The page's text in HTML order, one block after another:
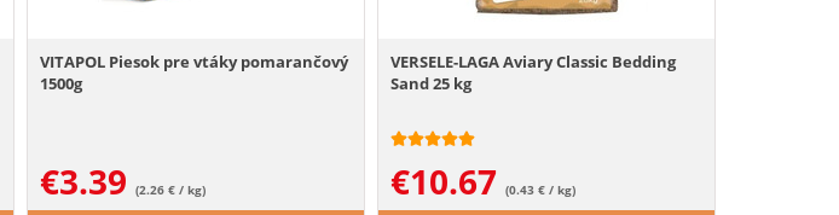
VITAPOL Piesok pre vtáky pomarančový
1500g
€3.39 (2.26 € / kg)
VERSELE-LAGA Aviary Classic Bedding
Sand 25 kg
€10.67 (0.43 € / kg)